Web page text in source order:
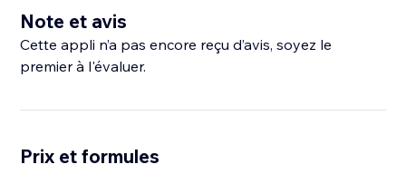
Note et avis
Cette appli n’a pas encore reçu d’avis, soyez le
premier à l'évaluer.
Prix et formules